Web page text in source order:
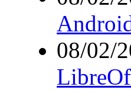
08/02/